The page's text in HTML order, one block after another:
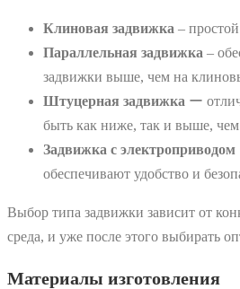
Клиновая задвижка ‒
Параллельная задвижка ‒
задвижки выше, чем на
Штуцерная задвижка ー
быть как ниже, так и выше, чем
Задвижка с электроприводом
обеспечивают удобство и
Выбор типа задвижки зависит от
среда, и уже после этого выбирать
Материалы изготовления